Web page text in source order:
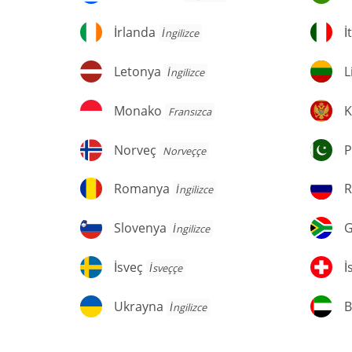
İrlanda
İrlanda İngilizce
Letonya
Letonya İngilizce
Monako
Monako Fransızca
Norveç
Norveç Norveççe
Romanya
Romanya İngilizce
Slovenya
Slovenya İngilizce
İsveç
İsveç İsveççe
Ukrayna
Ukrayna İngilizce